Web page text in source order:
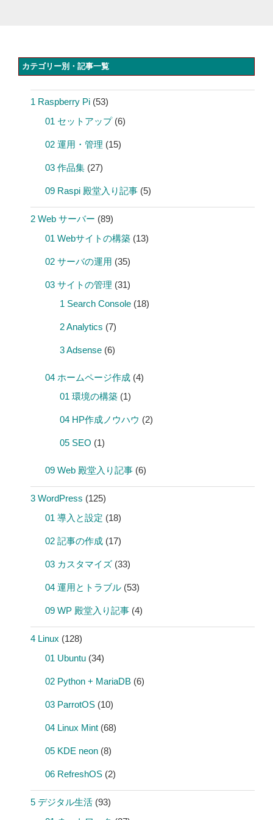
カテゴリー別・記事一覧
1 Raspberry Pi (53)
01 セットアップ(6)
02 運用・管理 (15)
03 作品集 (27)
09 Raspi 殿堂入り記事 (5)
2 Web サーバー (89)
01 Webサイトの構築 (13)
02 サーバの運用 (35)
03 サイトの管理 (31)
1 Search Console (18)
2 Analytics (7)
3 Adsense (6)
04 ホームページ作成 (4)
01 環境の構築 (1)
04 HP作成ノウハウ (2)
05 SEO (1)
09 Web 殿堂入り記事 (6)
3 WordPress (125)
01 導入と設定 (18)
02 記事の作成 (17)
03 カスタマイズ (33)
04 運用とトラブル (53)
09 WP 殿堂入り記事 (4)
4 Linux (128)
01 Ubuntu (34)
02 Python + MariaDB (6)
03 ParrotOS (10)
04 Linux Mint (68)
05 KDE neon (8)
06 RefreshOS (2)
5 デジタル生活 (93)